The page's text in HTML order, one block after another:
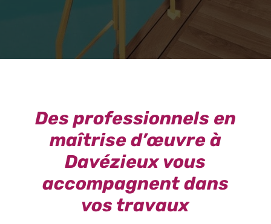
Des professionnels en
maîtrise d’œuvre à
Davézieux vous
accompagnent dans
vos travaux